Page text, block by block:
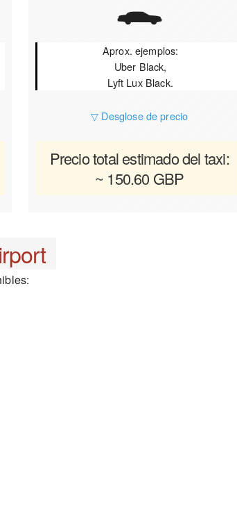
Aprox. ejemplos:
Uber Black,
Lyft Lux Black.
▽ Desglose de precio
Precio total estimado del taxi:
~ 150.60 GBP